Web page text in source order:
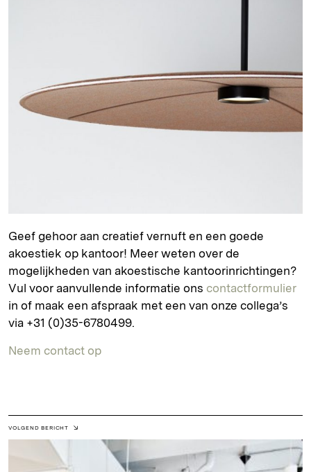
Geef gehoor aan creatief vernuft en een goede
akoestiek op kantoor! Meer weten over de
mogelijkheden van akoestische kantoorinrichtingen?
Vul voor aanvullende informatie ons contactformulier
in of maak een afspraak met een van onze collega’s
via +31 (0)35-6780499.
Neem contact op
VOLGEND BERICHT